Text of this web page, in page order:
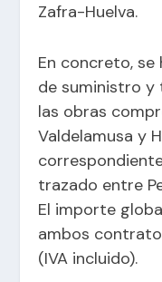
Zafra-Huelva.
En concreto,
de suministro
las obras
Valdelamusa y
trazado entre
El importe
ambos
(IVA incluido).